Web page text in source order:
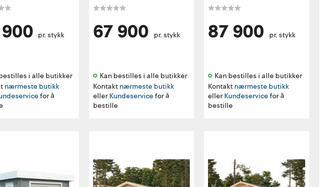
pr. stykk
i alle butikker
nærmeste butikk
for å
67 900 pr. stykk
Kan bestilles i alle butikker
Kontakt nærmeste butikk
ellerKundeservicefor å
bestille
87 900 pr. stykk
Kan bestilles i alle butikker
Kontakt nærmeste butikk
ellerKundeservicefor å
bestille